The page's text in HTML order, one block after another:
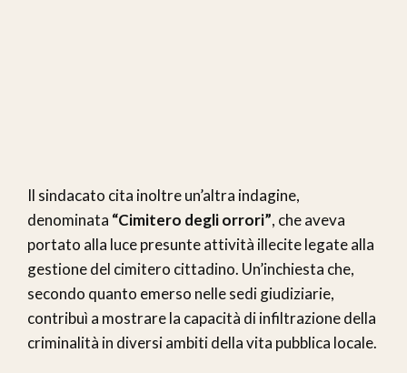
Il sindacato cita inoltre un’altra indagine,
denominata “Cimitero degli orrori”, che aveva
portato alla luce presunte attività illecite legate alla
gestione del cimitero cittadino. Un’inchiesta che,
secondo quanto emerso nelle sedi giudiziarie,
contribuì a mostrare la capacità di infiltrazione della
criminalità in diversi ambiti della vita pubblica locale.